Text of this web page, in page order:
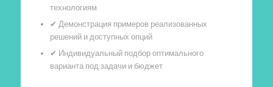
технологиям
✔ Демонстрация примеров реализованных
решений и доступных опций
✔ Индивидуальный подбор оптимального
варианта под задачи и бюджет